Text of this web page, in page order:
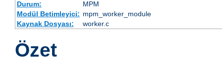
Durum:
MPM
Modül Betimleyici: mpm_worker_module
Kaynak Dosyası:
worker.c
Özet